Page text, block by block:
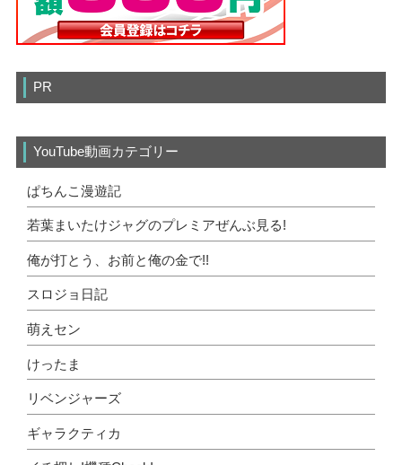
PR
YouTube動画カテゴリー
ぱちんこ漫遊記
若葉まいたけジャグのプレミアぜんぶ見る!
俺が打とう、お前と俺の金で!!
スロジョ日記
萌えセン
けったま
リベンジャーズ
ギャラクティカ